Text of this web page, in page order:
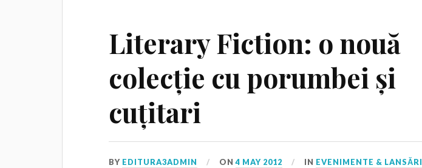
Literary Fiction: o nouă
colecție cu porumbei și
cuțitari
BY EDITURA3ADMIN ON4 MAY 2012 IN EVENIMENTE & LANSĂRI